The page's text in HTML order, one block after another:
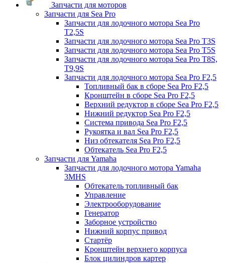
Запчасти для моторов
Запчасти для Sea Pro
Запчасти для лодочного мотора Sea Pro
Т2,5S
Запчасти для лодочного мотора Sea Pro Т3S
Запчасти для лодочного мотора Sea Pro Т5S
Запчасти для лодочного мотора Sea Pro Т8S,
T9,9S
Запчасти для лодочного мотора Sea Pro F2,5
Топливный бак в сборе Sea Pro F2,5
Кронштейн в сборе Sea Pro F2,5
Верхний редуктор в сборе Sea Pro F2,5
Нижний редуктор Sea Pro F2,5
Система привода Sea Pro F2,5
Рукоятка и вал Sea Pro F2,5
Низ обтекателя Sea Pro F2,5
Обтекатель Sea Pro F2,5
Запчасти для Yamaha
Запчасти для лодочного мотора Yamaha
3MHS
Обтекатель топливный бак
Управление
Электрооборудование
Генератор
Заборное устройство
Нижний корпус привод
Стартёр
Кронштейн верхнего корпуса
Блок цилиндров картер